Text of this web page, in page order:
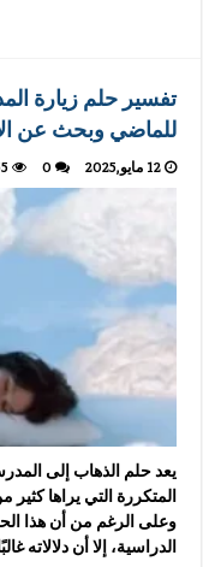
تفسير حلم زيارة
للماضي وبحث عن
12 مايو,2025 0
يعد حلم الذهاب إلى
المتكررة التي يراها
وعلى الرغم من أن هذا
الدراسية، إلا أن دلالاته